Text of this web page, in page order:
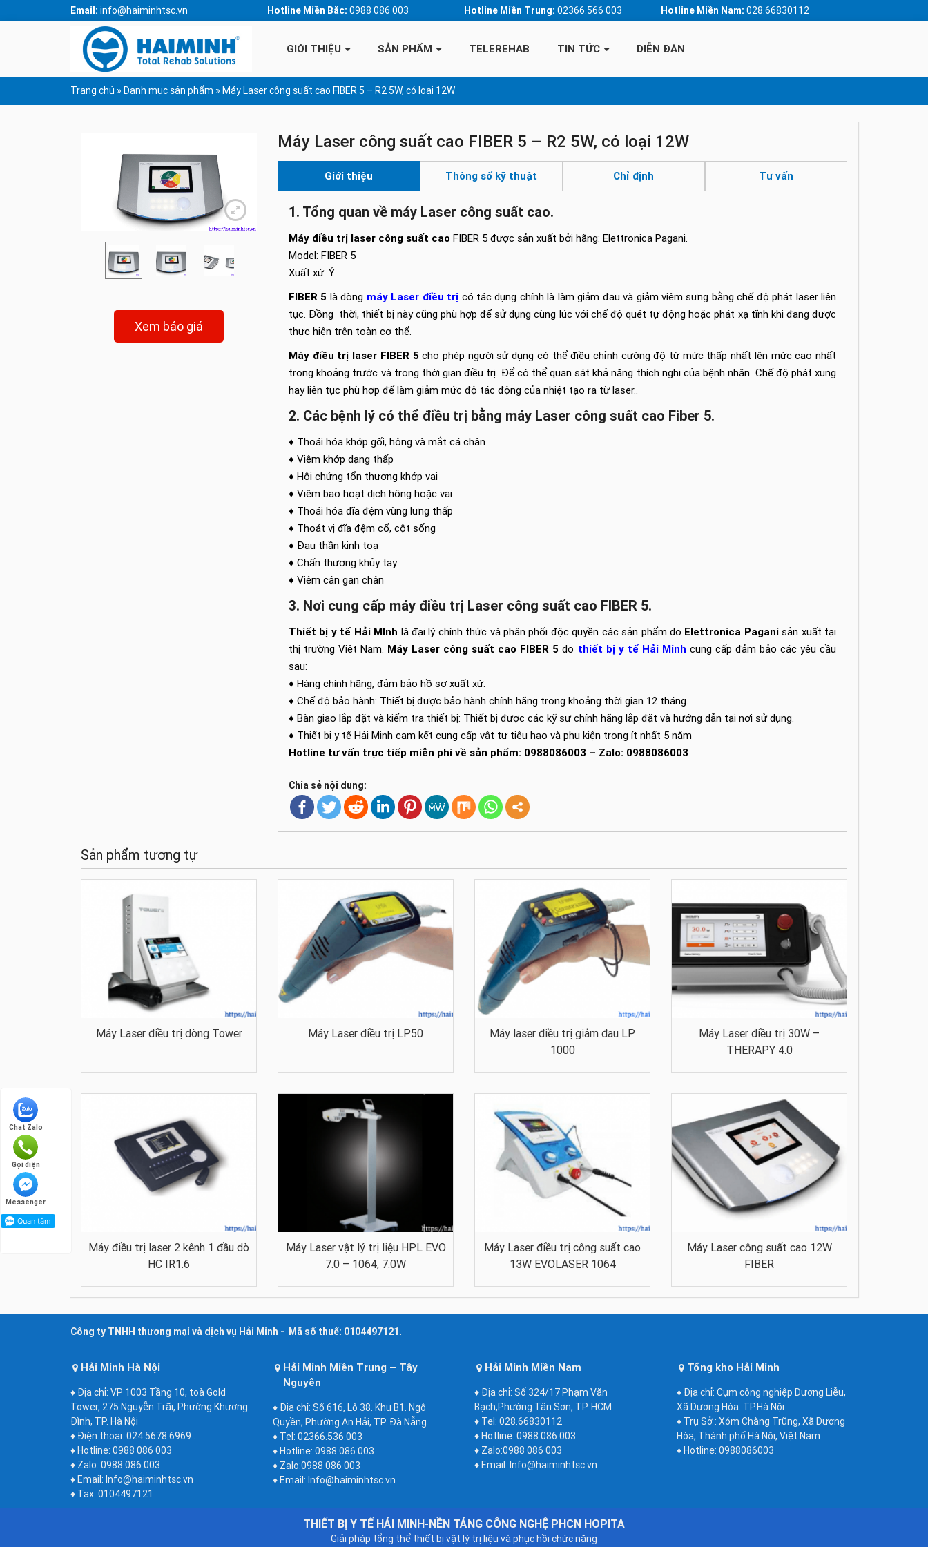
Email: info@haiminhtsc.vn Hotline Miền Bắc: 0988 086 003 Hotline Miền Trung: 02366.566 003 Hotline Miền Nam: 028.66830112
GIỚI THIỆU SẢN PHẨM TELEREHAB TIN TỨC DIỄN ĐÀN
Trang chủ » Danh mục sản phẩm » Máy Laser công suất cao FIBER 5 – R2 5W, có loại 12W
Xem báo giá
Máy Laser công suất cao FIBER 5 – R2 5W, có loại 12W
Giới thiệu Thông số kỹ thuật Chỉ định Tư vấn
1. Tổng quan về máy Laser công suất cao.
Máy điều trị laser công suất cao FIBER 5 được sản xuất bởi hãng: Elettronica Pagani.
Model: FIBER 5
Xuất xứ: Ý
FIBER 5 là dòng máy Laser điều trị có tác dụng chính là làm giảm đau và giảm viêm sưng bằng chế độ phát laser liên
tục. Đồng thời, thiết bị này cũng phù hợp để sử dụng cùng lúc với chế độ quét tự động hoặc phát xạ tĩnh khi đang được
thực hiện trên toàn cơ thể.
Máy điều trị laser FIBER 5 cho phép người sử dụng có thể điều chỉnh cường độ từ mức thấp nhất lên mức cao nhất
trong khoảng trước và trong thời gian điều trị. Để có thể quan sát khả năng thích nghi của bệnh nhân. Chế độ phát xung
hay liên tục phù hợp để làm giảm mức độ tác động của nhiệt tạo ra từ laser..
2. Các bệnh lý có thể điều trị bằng máy Laser công suất cao Fiber 5.
♦ Thoái hóa khớp gối, hông và mắt cá chân
♦ Viêm khớp dạng thấp
♦ Hội chứng tổn thương khớp vai
♦ Viêm bao hoạt dịch hông hoặc vai
♦ Thoái hóa đĩa đệm vùng lưng thấp
♦ Thoát vị đĩa đệm cổ, cột sống
♦ Đau thần kinh toạ
♦ Chấn thương khủy tay
♦ Viêm cân gan chân
3. Nơi cung cấp máy điều trị Laser công suất cao FIBER 5.
Thiết bị y tế Hải MInh là đại lý chính thức và phân phối độc quyền các sản phẩm do Elettronica Paganisản xuất tại
thị trường Viêt Nam. Máy Laser công suất cao FIBER 5 do thiết bị y tế Hải Minh cung cấp đảm bảo các yêu cầu
sau:
♦ Hàng chính hãng, đảm bảo hồ sơ xuất xứ.
♦ Chế độ bảo hành: Thiết bị được bảo hành chính hãng trong khoảng thời gian 12 tháng.
♦ Bàn giao lắp đặt và kiểm tra thiết bị: Thiết bị được các kỹ sư chính hãng lắp đặt và hướng dẫn tại nơi sử dụng.
♦ Thiết bị y tế Hải Minh cam kết cung cấp vật tư tiêu hao và phụ kiện trong ít nhất 5 năm
Hotline tư vấn trực tiếp miễn phí về sản phẩm: 0988086003 – Zalo: 0988086003
Chia sẻ nội dung:
Sản phẩm tương tự
Máy Laser điều trị dòng Tower Máy Laser điều trị LP50
Máy laser điều trị giảm đau LP
1000
Máy Laser điều trị 30W –
THERAPY 4.0
Máy điều trị laser 2 kênh 1 đầu dò
HC IR1.6
Máy Laser vật lý trị liệu HPL EVO
7.0 – 1064, 7.0W
Máy Laser điều trị công suất cao
13W EVOLASER 1064
Máy Laser công suất cao 12W
FIBER
Công ty TNHH thương mại và dịch vụ Hải Minh - Mã số thuế: 0104497121.
Hải Minh Hà Nội
♦ Địa chỉ: VP 1003 Tầng 10, toà Gold
Tower, 275 Nguyễn Trãi, Phường Khương
Đình, TP. Hà Nội
♦ Điện thoại: 024.5678.6969 .
♦ Hotline: 0988 086 003
♦ Zalo: 0988 086 003
♦ Email: Info@haiminhtsc.vn
♦ Tax: 0104497121
Hải Minh Miền Trung – Tây
Nguyên
♦ Địa chỉ: Số 616, Lô 38. Khu B1. Ngô
Quyền, Phường An Hải, TP. Đà Nẵng.
♦ Tel: 02366.536.003
♦ Hotline: 0988 086 003
♦ Zalo:0988 086 003
♦ Email: Info@haiminhtsc.vn
Hải Minh Miền Nam
♦ Địa chỉ: Số 324/17 Phạm Văn
Bạch,Phường Tân Sơn, TP. HCM
♦ Tel: 028.66830112
♦ Hotline: 0988 086 003
♦ Zalo:0988 086 003
♦ Email: Info@haiminhtsc.vn
Tổng kho Hải Minh
♦ Địa chỉ: Cụm công nghiệp Dương Liễu,
Xã Dương Hòa. TP.Hà Nội
♦ Trụ Sở : Xóm Chàng Trũng, Xã Dương
Hòa, Thành phố Hà Nội, Việt Nam
♦ Hotline: 0988086003
THIẾT BỊ Y TẾ HẢI MINH-NỀN TẢNG CÔNG NGHỆ PHCN HOPITA
Giải pháp tổng thể thiết bị vật lý trị liệu và phục hồi chức năng
Chat Zalo
Gọi điện
Messenger